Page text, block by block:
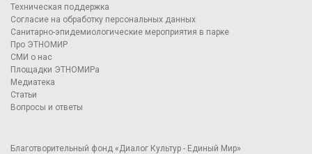
Техническая поддержка
Согласие на обработку персональных данных
Санитарно-эпидемиологические мероприятия в парке
Про ЭТНОМИР
СМИ о нас
Площадки ЭТНОМИРа
Медиатека
Статьи
Вопросы и ответы
Благотворительный фонд «Диалог Культур - Единый Мир»